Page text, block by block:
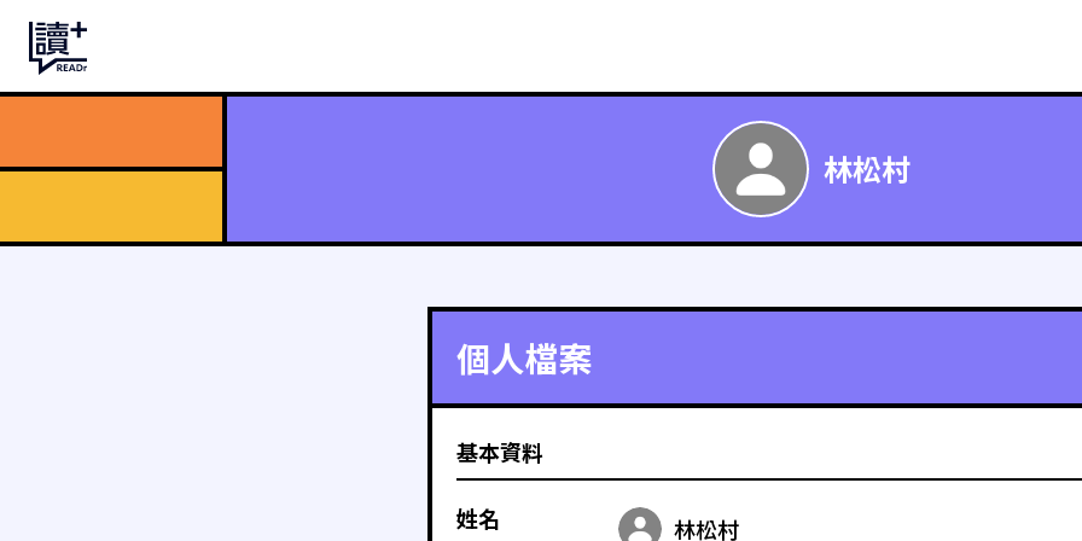
林松村
個人檔案
基本資料
姓名 林松村